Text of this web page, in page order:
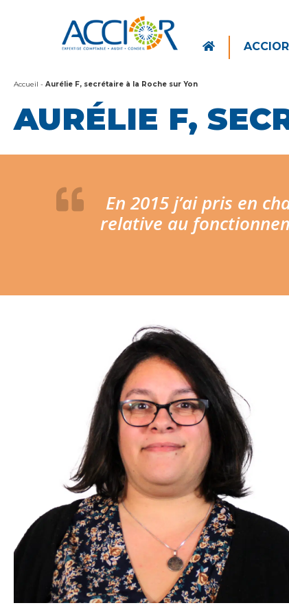
ACCIOR
Accueil - Aurélie F, secrétaire à la Roche sur Yon
AURÉLIE F,
En 2015 j’ai pris en
relative au